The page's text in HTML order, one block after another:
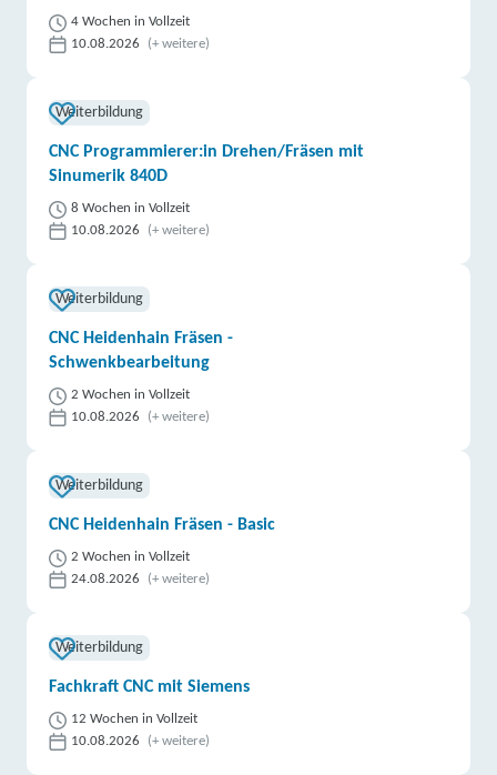
4 Wochen in Vollzeit
10.08.2026
(+ weitere)
Weiterbildung
CNC Programmierer:in Drehen/Fräsen mit
Sinumerik 840D
8 Wochen in Vollzeit
10.08.2026
(+ weitere)
Weiterbildung
CNC Heidenhain Fräsen -
Schwenkbearbeitung
2 Wochen in Vollzeit
10.08.2026
(+ weitere)
Weiterbildung
CNC Heidenhain Fräsen - Basic
2 Wochen in Vollzeit
24.08.2026
(+ weitere)
Weiterbildung
Fachkraft CNC mit Siemens
12 Wochen in Vollzeit
10.08.2026
(+ weitere)